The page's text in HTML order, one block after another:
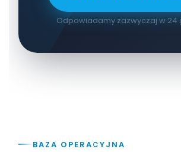
Odpowiadamy zazwyczaj w 24
BAZA OPERACYJNA